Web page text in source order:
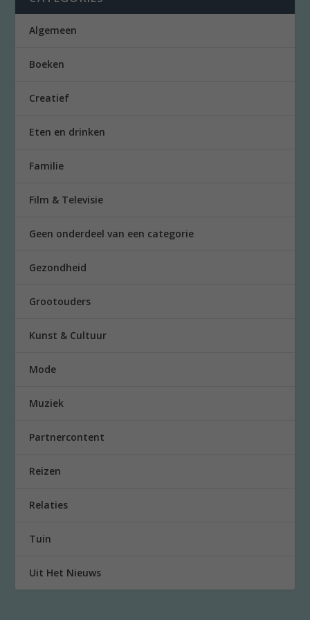
Algemeen
Boeken
Creatief
Eten en drinken
Familie
Film & Televisie
Geen onderdeel van een categorie
Gezondheid
Grootouders
Kunst & Cultuur
Mode
Muziek
Partnercontent
Reizen
Relaties
Tuin
Uit Het Nieuws